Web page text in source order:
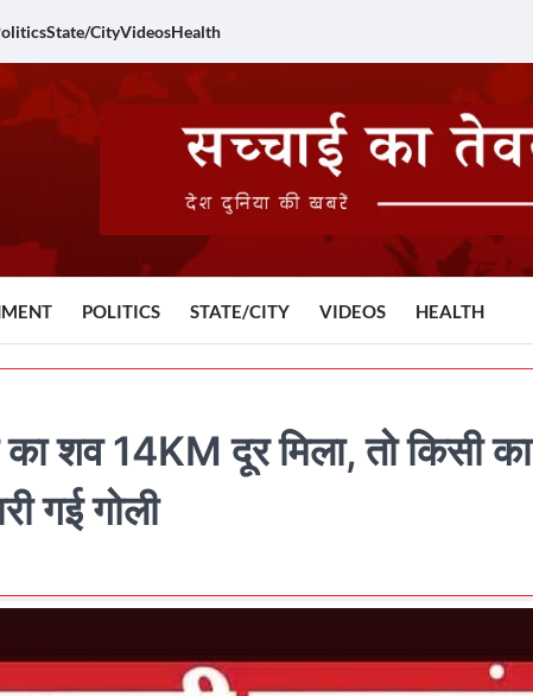
State/CityVideosHealth
POLITICS STATE/CITY VIDEOS HEALTH
का शव 14KM दूर मिला, तो किसी का
गई गोली